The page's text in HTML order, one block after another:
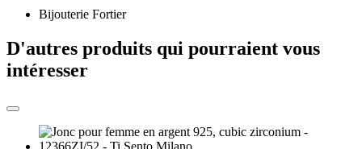
Bijouterie Fortier
D'autres produits qui pourraient vous
intéresser